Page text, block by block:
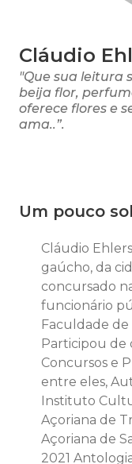
Cláudio
"Que sua leitura
beija flor,
oferece flores e
ama..”.
Um pouco
Cláudio
gaúcho, da
concursado
funcionário
Faculdade de
Participou de
Concursos e
entre eles,
Instituto
Açoriana de
Açoriana de
2021